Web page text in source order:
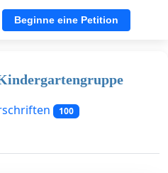
Beginne eine Petition
100